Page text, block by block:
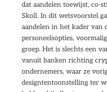
dat aandelen toewijst, co-
Skoll. In dit wetsvoorstel
aandelen in het kader van
personeelsopties,
groep. Het is slechts een
vanuit banken richting
ondernemers, waar ze
designtentoonstelling ter